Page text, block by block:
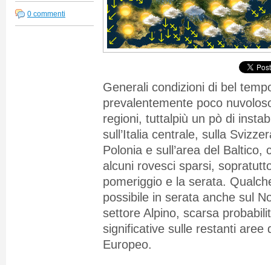
0 commenti
Generali condizioni di bel
prevalentemente poco
regioni, tuttalpiù un pò di
sull’Italia centrale, sulla
Polonia e sull’area del Baltico,
alcuni rovesci sparsi,
pomeriggio e la serata.
possibile in serata anche sul
settore Alpino, scarsa
significative sulle restanti aree
Europeo.